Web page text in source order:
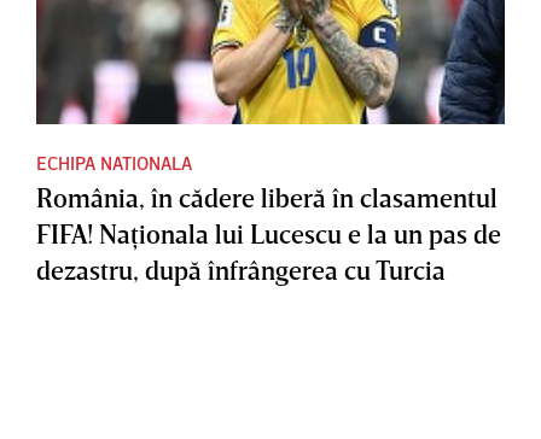
ECHIPA NATIONALA
România, în cădere liberă în clasamentul
FIFA! Naţionala lui Lucescu e la un pas de
dezastru, după înfrângerea cu Turcia